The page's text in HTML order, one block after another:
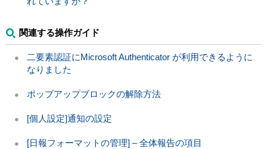
関連する操作ガイド
二要素認証にMicrosoft Authenticator が利用できるように
なりました
ポップアップブロックの解除方法
[個人設定]通知の設定
[日報フォーマットの管理] – 全体報告の項目